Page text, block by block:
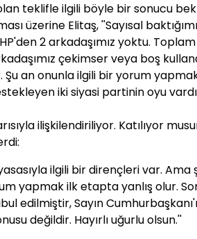
teklifle ilgili böyle bir sonucu
üzerine Elitaş, ''Sayısal
2 arkadaşımız yoktu.
çekimser veya boş
Şu an onunla ilgili bir yorum
iki siyasi partinin oyu
ilişkilendiriliyor. Katılıyor
ilgili bir dirençleri var. Ama
yapmak ilk etapta yanlış olur.
edilmiştir, Sayın
değildir. Hayırlı uğurlu olsun.''